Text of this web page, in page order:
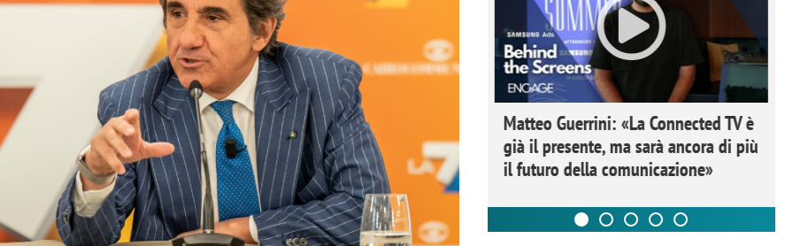
Ads: «L'Italia è un
e continuerà a
Networking agli eventi: come la
startup Kicè punta a eliminare lo
"spreco di relazioni"
Matteo Guerrini: «La Connected TV è
già il presente, ma sarà ancora di più
il futuro della comunicazione»